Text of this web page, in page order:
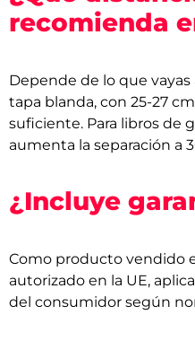
recomienda
Depende de lo que vayas
tapa blanda, con 25-27
suficiente. Para libros de
aumenta la separación a
¿Incluye
Como producto vendido
autorizado en la UE,
del consumidor según